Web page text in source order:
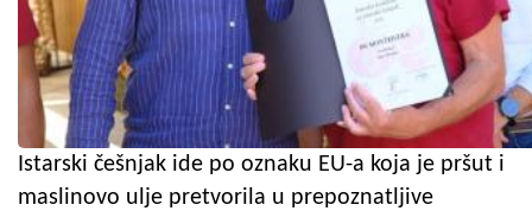
Istarski češnjak ide po oznaku EU-a koja je pršut i
maslinovo ulje pretvorila u prepoznatljive